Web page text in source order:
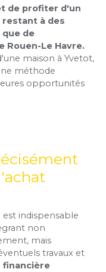
de profiter d'un
à des
que de
Rouen-Le Havre.
maison à Yvetot,
méthode
opportunités
indispensable
non
mais
travaux et
financière